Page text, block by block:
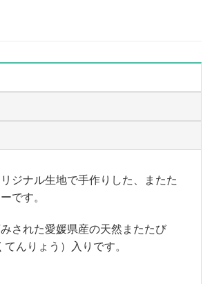
ジナル生地で手作りした、またた
です。
された愛媛県産の天然またたび
てんりょう）入りです。